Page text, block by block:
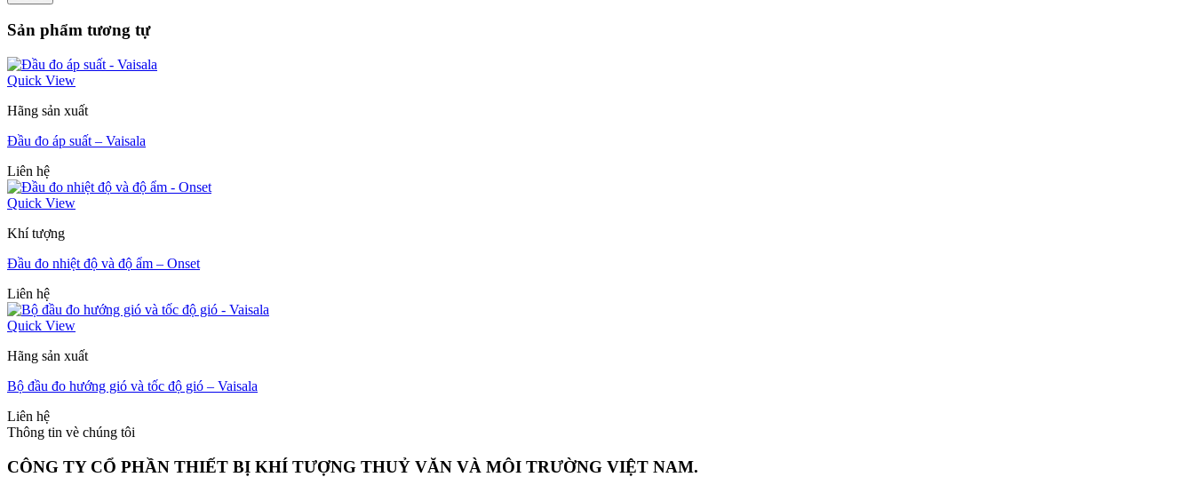
Sản phẩm tương tự
Quick View
Hãng sản xuất
Đầu đo áp suất – Vaisala
Liên hệ
Quick View
Khí tượng
Đầu đo nhiệt độ và độ ẩm – Onset
Liên hệ
Quick View
Hãng sản xuất
Bộ đầu đo hướng gió và tốc độ gió – Vaisala
Liên hệ
Thông tin vè chúng tôi
CÔNG TY CỔ PHẦN THIẾT BỊ KHÍ TƯỢNG THUỶ VĂN VÀ MÔI TRƯỜNG VIỆT NAM.